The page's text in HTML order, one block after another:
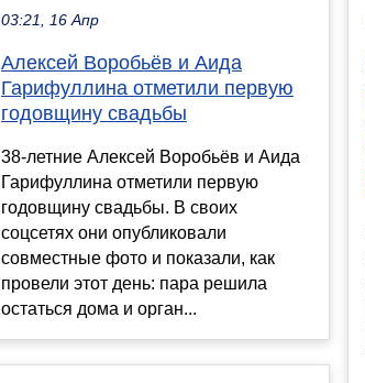
03:21, 16 Апр
Алексей Воробьёв и Аида
Гарифуллина отметили первую
годовщину свадьбы
38-летние Алексей Воробьёв и Аида
Гарифуллина отметили первую
годовщину свадьбы. В своих
соцсетях они опубликовали
совместные фото и показали, как
провели этот день: пара решила
остаться дома и орган...